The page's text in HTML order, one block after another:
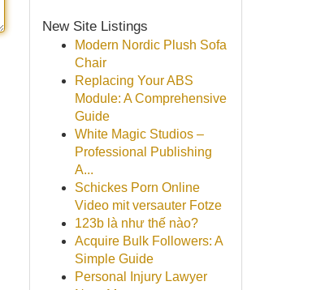
New Site Listings
Modern Nordic Plush Sofa
Chair
Replacing Your ABS
Module: A Comprehensive
Guide
White Magic Studios –
Professional Publishing
A...
Schickes Porn Online
Video mit versauter Fotze
123b là như thế nào?
Acquire Bulk Followers: A
Simple Guide
Personal Injury Lawyer